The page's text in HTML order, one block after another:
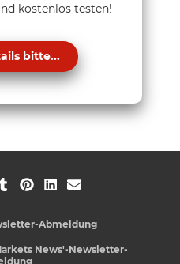
kostenlos testen!
bitte...
Abmeldung
News'-Newsletter-